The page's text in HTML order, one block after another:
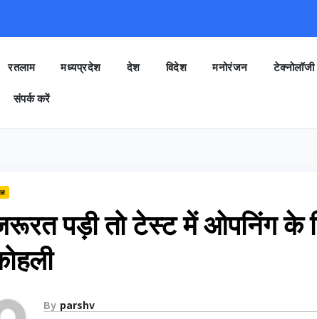
रतलाम मध्यप्रदेश देश विदेश मनोरंजन टेक्नोलॉजी
संपर्क करें
पड़ी तो टेस्ट में ओपनिंग के
By parshv